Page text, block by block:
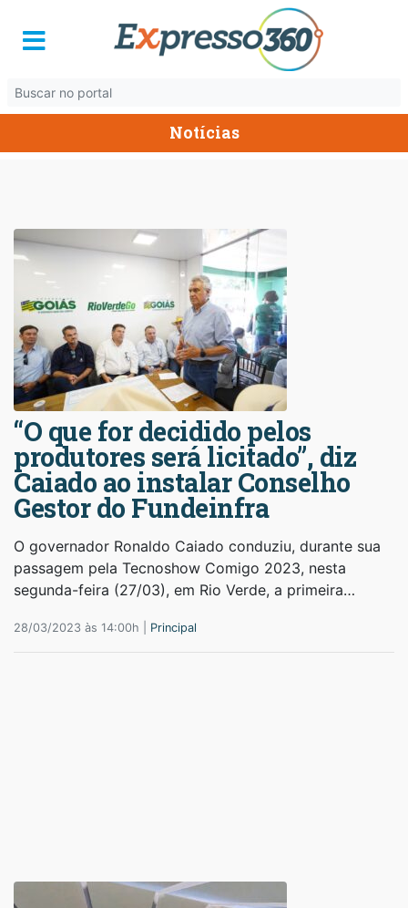
Notícias
“O que for decidido pelos
produtores será licitado”, diz
Caiado ao instalar Conselho
Gestor do Fundeinfra
O governador Ronaldo Caiado conduziu, durante sua
passagem pela Tecnoshow Comigo 2023, nesta
segunda-feira (27/03), em Rio Verde, a primeira…
28/03/2023 às 14:00h | Principal